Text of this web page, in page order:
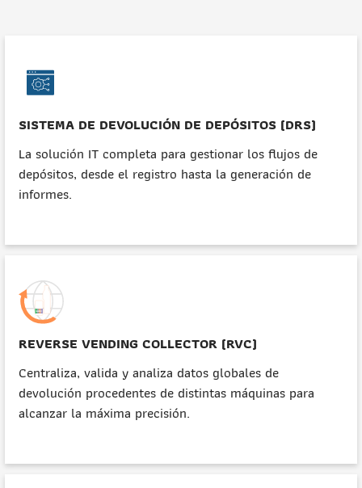
SISTEMA DE DEVOLUCIÓN DE DEPÓSITOS (DRS)
La solución IT completa para gestionar los flujos de
depósitos, desde el registro hasta la generación de
informes.
REVERSE VENDING COLLECTOR (RVC)
Centraliza, valida y analiza datos globales de
devolución procedentes de distintas máquinas para
alcanzar la máxima precisión.